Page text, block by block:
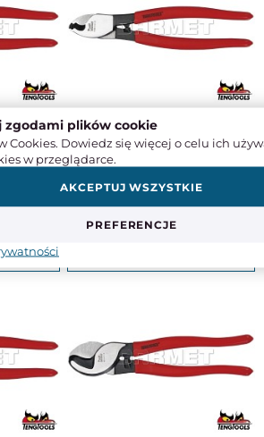
długość: 200MM - TENGTOOLS
(11676-0158)
101,95
82,89
zgodami plików cookie
Cookies. Dowiedz się więcej o celu ich
w przeglądarce.
PREFERENCJE
AKCEPTUJ WSZYSTKIE